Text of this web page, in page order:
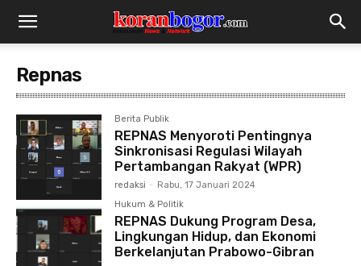
Repnas
Berita Publik
REPNAS Menyoroti Pentingnya
Sinkronisasi Regulasi Wilayah
Pertambangan Rakyat (WPR)
redaksi - Rabu, 17 Januari 2024
Hukum & Politik
REPNAS Dukung Program Desa,
Lingkungan Hidup, dan Ekonomi
Berkelanjutan Prabowo-Gibran